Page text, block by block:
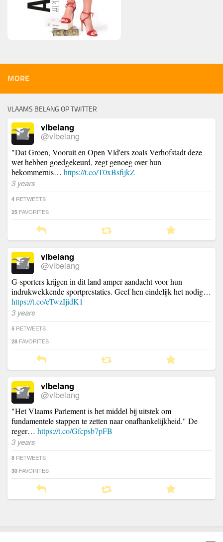
MORE
VLAAMS BELANG OP TWITTER
vlbelang
@vlbelang
"Dat Groen, Vooruit en Open Vld'ers zoals Verhofstadt deze
wet hebben goedgekeurd, zegt genoeg over hun
bekommernis… https://t.co/T0xBsfijkZ
3 years
4 RETWEETS
25 FAVORITES
vlbelang
@vlbelang
G-sporters krijgen in dit land amper aandacht voor hun
indrukwekkende sportprestaties. Geef hen eindelijk het nodig…
https://t.co/eTwzIjidK1
3 years
5 RETWEETS
28 FAVORITES
vlbelang
@vlbelang
"Het Vlaams Parlement is het middel bij uitstek om
fundamentele stappen te zetten naar onafhankelijkheid." De
reger… https://t.co/Gfcpsb7pFB
3 years
8 RETWEETS
30 FAVORITES